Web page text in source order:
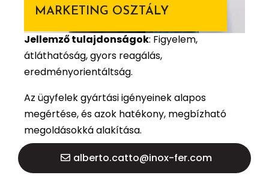
MARKETING OSZTÁLY
Jellemző tulajdonságok: Figyelem,
átláthatóság, gyors reagálás,
eredményorientáltság.
Az ügyfelek gyártási igényeinek alapos
megértése, és azok hatékony, megbízható
megoldásokká alakítása.
alberto.catto@inox-fer.com